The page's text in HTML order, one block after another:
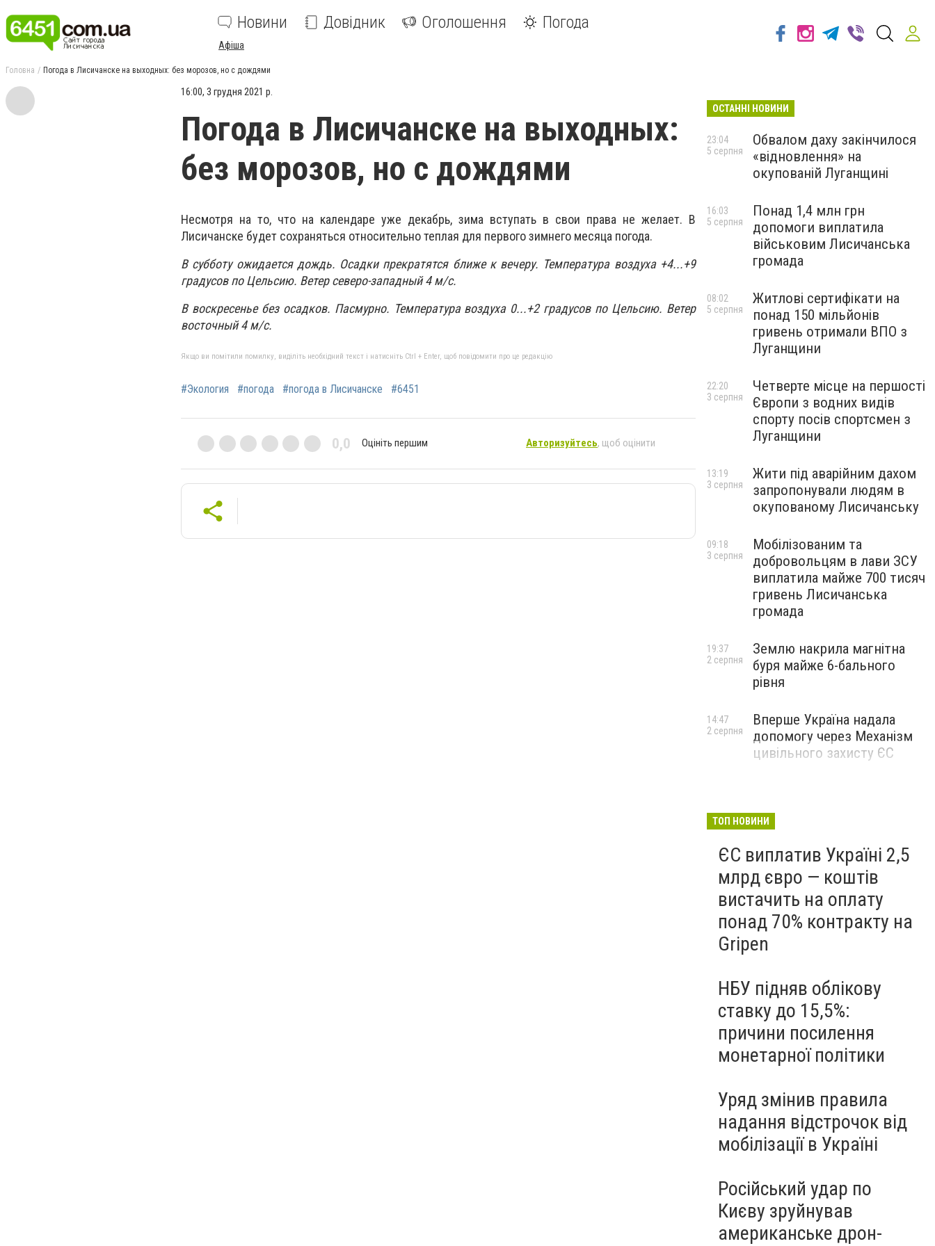
Новини Довідник Оголошення Погода
Афіша
Головна Погода в Лисичанске на выходных: без морозов, но с дождями
16:00, 3 грудня 2021 р.
Погода в Лисичанске на выходных:
без морозов, но с дождями
Несмотря на то, что на календаре уже декабрь, зима вступать в свои права не желает. В
Лисичанске будет сохраняться относительно теплая для первого зимнего месяца погода.
В субботу ожидается дождь. Осадки прекратятся ближе к вечеру. Температура воздуха +4...+9
градусов по Цельсию. Ветер северо-западный 4 м/с.
В воскресенье без осадков. Пасмурно. Температура воздуха 0...+2 градусов по Цельсию. Ветер
восточный 4 м/с.
Якщо ви помітили помилку, виділіть необхідний текст і натисніть Ctrl + Enter, щоб повідомити про це редакцію
#Экология #погода #погода в Лисичанске #6451
0,0 Оцініть першим Авторизуйтесь, щоб оцінити
ОСТАННІ НОВИНИ
Обвалом даху закінчилося
«відновлення» на
окупованій Луганщині
23:04
5 серпня
Понад 1,4 млн грн
допомоги виплатила
військовим Лисичанська
громада
16:03
5 серпня
Житлові сертифікати на
понад 150 мільйонів
гривень отримали ВПО з
Луганщини
08:02
5 серпня
Четверте місце на першості
Європи з водних видів
спорту посів спортсмен з
Луганщини
22:20
3 серпня
Жити під аварійним дахом
запропонували людям в
окупованому Лисичанську
13:19
3 серпня
Мобілізованим та
добровольцям в лави ЗСУ
виплатила майже 700 тисяч
гривень Лисичанська
громада
09:18
3 серпня
Землю накрила магнітна
буря майже 6-бального
рівня
19:37
2 серпня
Вперше Україна надала
допомогу через Механізм
цивільного захисту ЄС
14:47
2 серпня
ТОП НОВИНИ
ЄС виплатив Україні 2,5
млрд євро — коштів
вистачить на оплату
понад 70% контракту на
Gripen
НБУ підняв облікову
ставку до 15,5%:
причини посилення
монетарної політики
Уряд змінив правила
надання відстрочок від
мобілізації в Україні
Російський удар по
Києву зруйнував
американське дрон-